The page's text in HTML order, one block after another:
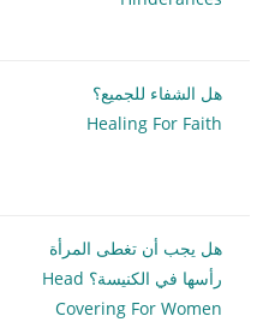
هل الشفاء للجميع؟
Healing For Faith
هل يجب أن تغطى المرأة
رأسها في الكنيسة؟ Head
Covering For Women